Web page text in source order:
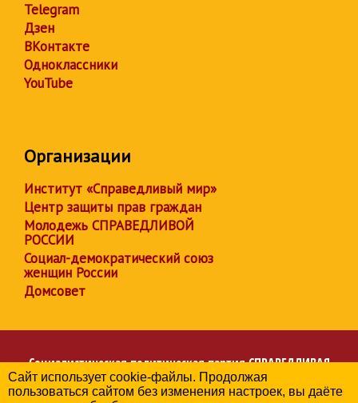
Telegram
Дзен
ВКонтакте
Одноклассники
YouTube
Организации
Институт «Справедливый мир»
Центр защиты прав граждан
Молодежь СПРАВЕДЛИВОЙ
РОССИИ
Социал-демократический союз
женщин России
Домсовет
Социалистическая политическая партияСПРАВЕДЛИВАЯ
РОССИЯ
Региональное отделение партии в Липецкой области
Сайт использует cookie-файлы. Продолжая
пользоваться сайтом без изменения настроек, вы даёте